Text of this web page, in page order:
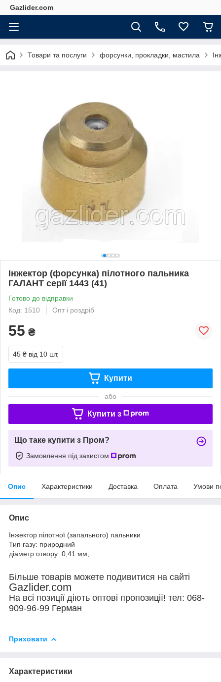
Gazlider.com
Товари та послуги форсунки, прокладки, мастила
Інжектор (форсунка) пілотного пальника
ГАЛАНТ серії 1443 (41)
Готово до відправки
Код: 1510
Опт і роздріб
55 ₴
45 ₴ від 10 шт.
Купити
або
Купити з
Що таке купити з Пром?
Замовлення під захистом
Опис Характеристики Доставка Оплата Умови
Опис
Інжектор пілотної (запального) пальники
Тип газу: природний
діаметр отвору: 0,41 мм;
Більше товарів можете подивитися на сайті
Gazlider.com
На всі позиції діють оптові пропозиції! тел: 068-
909-96-99 Герман
Приховати
Характеристики